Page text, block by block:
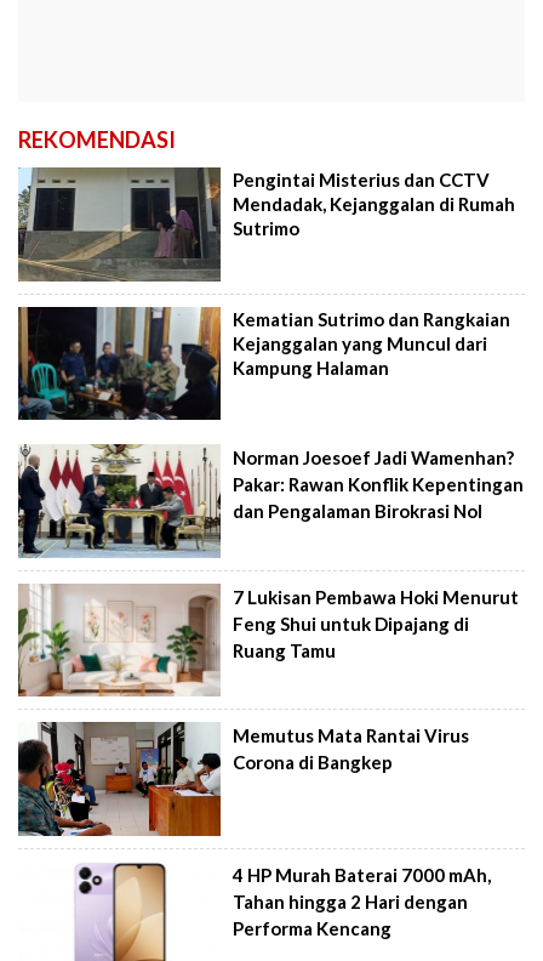
REKOMENDASI
Pengintai Misterius dan CCTV
Mendadak, Kejanggalan di Rumah
Sutrimo
Kematian Sutrimo dan Rangkaian
Kejanggalan yang Muncul dari
Kampung Halaman
Norman Joesoef Jadi Wamenhan?
Pakar: Rawan Konflik Kepentingan
dan Pengalaman Birokrasi Nol
7 Lukisan Pembawa Hoki Menurut
Feng Shui untuk Dipajang di
Ruang Tamu
Memutus Mata Rantai Virus
Corona di Bangkep
4 HP Murah Baterai 7000 mAh,
Tahan hingga 2 Hari dengan
Performa Kencang